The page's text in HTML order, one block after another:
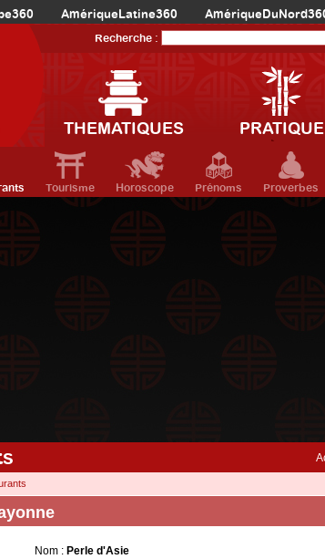
AmériqueLatine360
Recherche :
THEMATIQUES PRATIQUE
Tourisme Horoscope Prénoms Proverbes
Nom : Perle d'Asie